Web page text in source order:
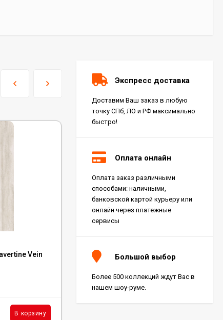
Vein
В корзину
Керамогранит FLORIM Contemporary
Iconic Life Rice 60x120, 784516
В наличии : 41 м²
Экспресс доставка
Доставим Ваш заказ в любую
точку СПб, ЛО и РФ максимально
быстро!
Оплата онлайн
Оплата заказ различными
способами: наличными,
банковской картой курьеру или
онлайн через платежные
сервисы
Большой выбор
Более 500 коллекций ждут Вас в
нашем шоу-руме.
Керамогранит Italon
Charme Extra Silver Ret
60x120, 610010001196
Charme Evo Imperiale
Ret 60x120,